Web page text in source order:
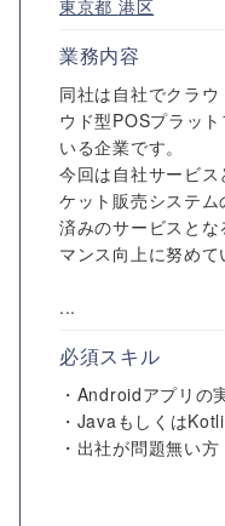
東京都 港区
業務内容
同社は自社でクラ
ウド型POSプラッ
いる企業です。
今回は自社サービ
ケット販売システ
済みのサービスと
マンス向上に努めて
...
必須スキル
・Androidアプリの
・Javaもしくは
・出社が問題無い方